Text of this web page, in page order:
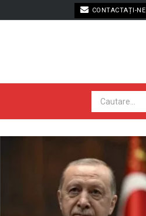
CONTACTAȚI-NE